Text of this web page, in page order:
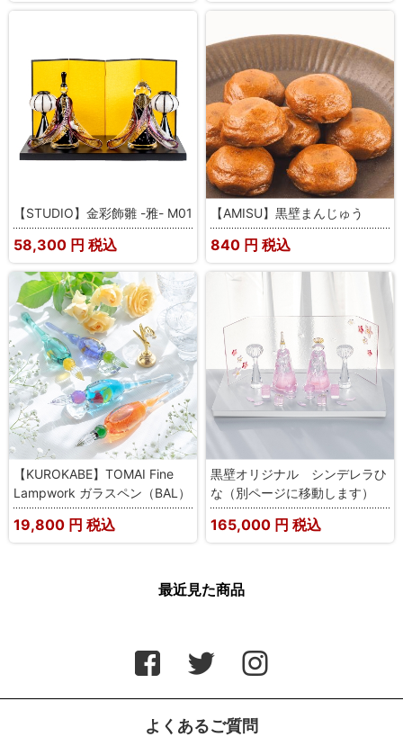
【STUDIO】金彩飾雛 -雅- M01
58,300 円 税込
【AMISU】黒壁まんじゅう
840 円 税込
【KUROKABE】TOMAI Fine
Lampwork ガラスペン（BAL）
19,800 円 税込
黒壁オリジナル シンデレラひ
な（別ページに移動します）
165,000 円 税込
最近見た商品
よくあるご質問